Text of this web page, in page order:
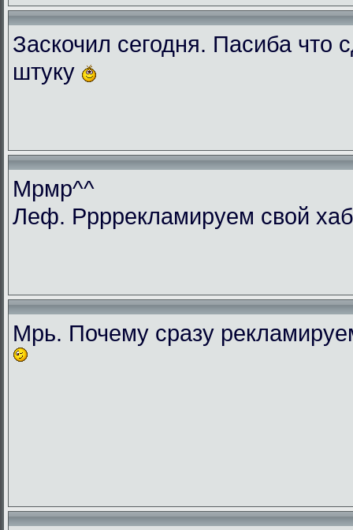
Заскочил сегодня. Пасиба что
штуку
Мрмр^^
Леф. Ррррекламируем свой
Мрь. Почему сразу